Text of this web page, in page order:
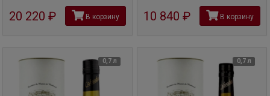
20 220 рубВ корзину 10 840 рубВ корзину
0,7 л 0,7 л